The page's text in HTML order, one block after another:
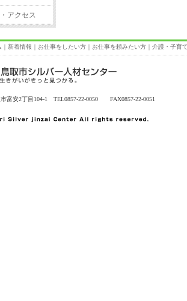
アクセス
｜ 新着情報 ｜ お仕事をしたい方 ｜ お仕事を頼みたい方 ｜ 介護・子育
富安2丁目104-1 TEL0857-22-0050 FAX0857-22-0051